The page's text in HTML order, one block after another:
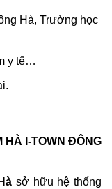
Hà, Trường học
y tế…
HÀ I-TOWN ĐÔNG
sở hữu hệ thống